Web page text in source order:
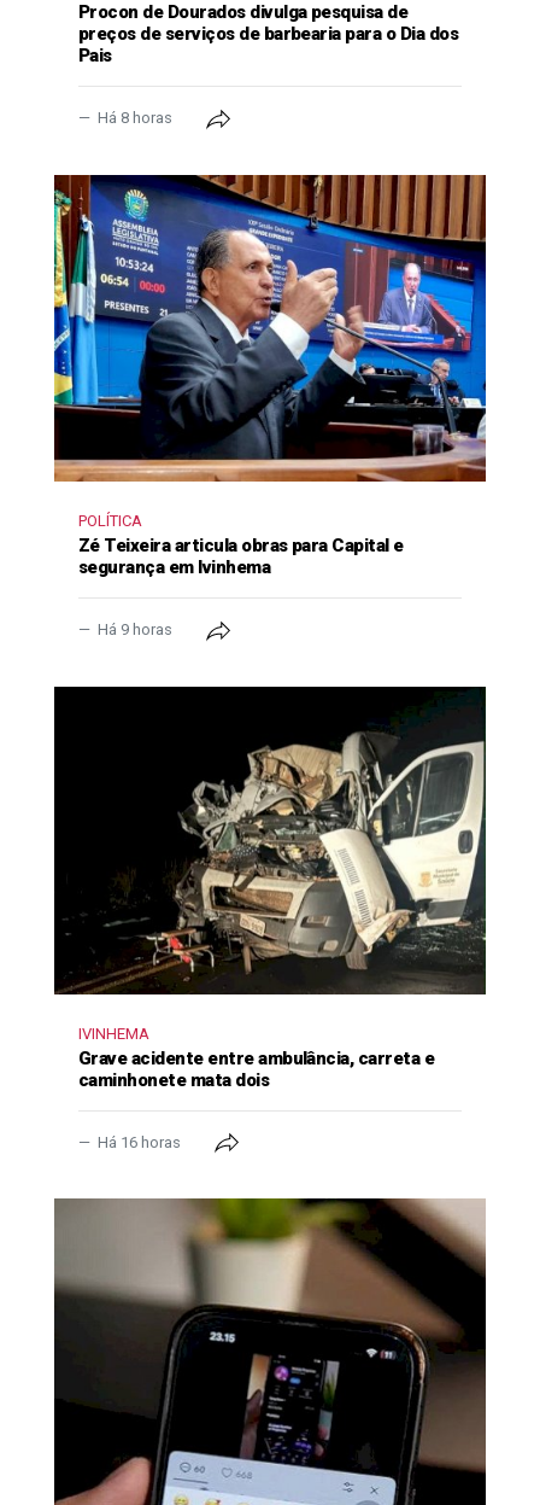
Procon de Dourados divulga pesquisa de
preços de serviços de barbearia para o Dia dos
Pais
Há 8 horas
POLÍTICA
Zé Teixeira articula obras para Capital e
segurança em Ivinhema
Há 9 horas
IVINHEMA
Grave acidente entre ambulância, carreta e
caminhonete mata dois
Há 16 horas